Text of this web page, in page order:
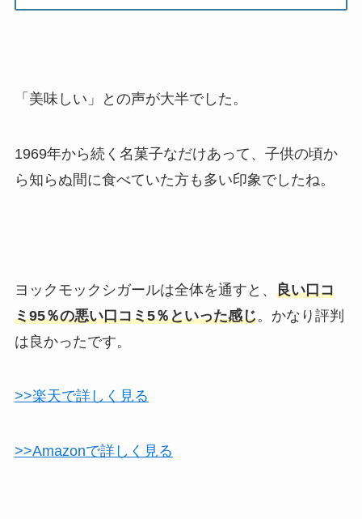
「美味しい」との声が大半でした。
1969年から続く名菓子なだけあって、子供の頃か
ら知らぬ間に食べていた方も多い印象でしたね。
ヨックモックシガールは全体を通すと、 良い口コ
ミ95％の悪い口コミ5％といった感じ。かなり評判
は良かったです。
>>楽天で詳しく見る
>>Amazonで詳しく見る